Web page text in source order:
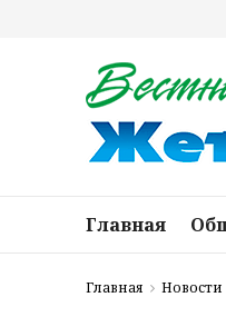
Главная
Главная Новости